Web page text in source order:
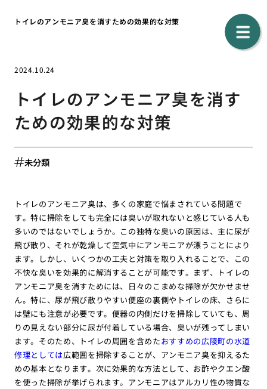
トイレのアンモニア臭を消すための効果的な対策
2024.10.24
トイレのアンモニア臭を消す
ための効果的な対策
未分類
トイレのアンモニア臭は、多くの家庭で悩まされている問題で
す。特に掃除をしても完全には臭いが取れないと感じている人も
多いのではないでしょうか。この独特な臭いの原因は、主に尿が
飛び散り、それが乾燥して空気中にアンモニアが漂うことにより
ます。しかし、いくつかの工夫と対策を取り入れることで、この
不快な臭いを効果的に解消することが可能です。まず、トイレの
アンモニア臭を消すためには、日々のこまめな掃除が欠かせませ
ん。特に、尿が飛び散りやすい便座の裏側やトイレの床、さらに
は壁にも注意が必要です。便器の内側だけを掃除していても、周
りの見えない部分に尿が付着している場合、臭いが残ってしまい
ます。そのため、トイレの周囲を含めたおすすめの広陵町の水道
修理としては広範囲を掃除することが、アンモニア臭を抑えるた
めの基本となります。次に効果的な方法として、お酢やクエン酸
を使った掃除が挙げられます。アンモニアはアルカリ性の物質な